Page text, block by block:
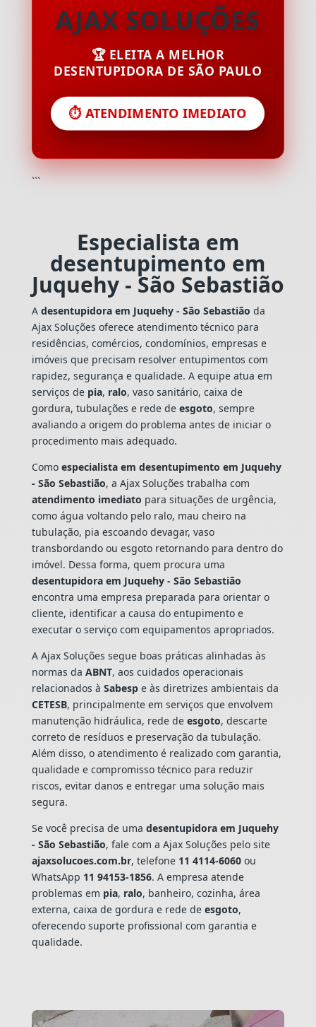
AJAX SOLUÇÕES
🏆 ELEITA A MELHOR
DESENTUPIDORA DE SÃO PAULO
⏱️ ATENDIMENTO IMEDIATO
```
Especialista em
desentupimento em
Juquehy - São Sebastião
A desentupidora em Juquehy - São Sebastião da
Ajax Soluções oferece atendimento técnico para
residências, comércios, condomínios, empresas e
imóveis que precisam resolver entupimentos com
rapidez, segurança e qualidade. A equipe atua em
serviços de pia, ralo, vaso sanitário, caixa de
gordura, tubulações e rede de esgoto, sempre
avaliando a origem do problema antes de iniciar o
procedimento mais adequado.
Como especialista em desentupimento em Juquehy
- São Sebastião, a Ajax Soluções trabalha com
atendimento imediato para situações de urgência,
como água voltando pelo ralo, mau cheiro na
tubulação, pia escoando devagar, vaso
transbordando ou esgoto retornando para dentro do
imóvel. Dessa forma, quem procura uma
desentupidora em Juquehy - São Sebastião
encontra uma empresa preparada para orientar o
cliente, identificar a causa do entupimento e
executar o serviço com equipamentos apropriados.
A Ajax Soluções segue boas práticas alinhadas às
normas da ABNT, aos cuidados operacionais
relacionados à Sabespe às diretrizes ambientais da
CETESB, principalmente em serviços que envolvem
manutenção hidráulica, rede de esgoto, descarte
correto de resíduos e preservação da tubulação.
Além disso, o atendimento é realizado com garantia,
qualidade e compromisso técnico para reduzir
riscos, evitar danos e entregar uma solução mais
segura.
Se você precisa de uma desentupidora em Juquehy
- São Sebastião, fale com a Ajax Soluções pelo site
ajaxsolucoes.com.br, telefone 11 4114-6060ou
WhatsApp 11 94153-1856. A empresa atende
problemas em pia, ralo, banheiro, cozinha, área
externa, caixa de gordura e rede de esgoto,
oferecendo suporte profissional com garantia e
qualidade.